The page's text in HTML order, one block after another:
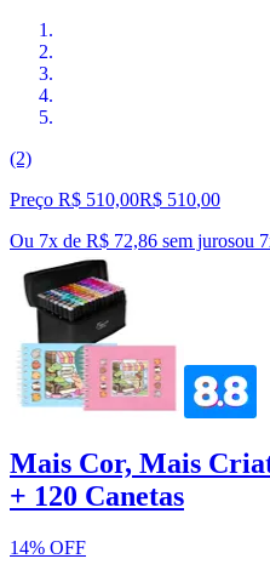
(2)
Preço R$ 510,00R$ 510,00
Ou 7x de R$ 72,86 sem jurosou 7
Mais Cor, Mais
+ 120 Canetas
14% OFF